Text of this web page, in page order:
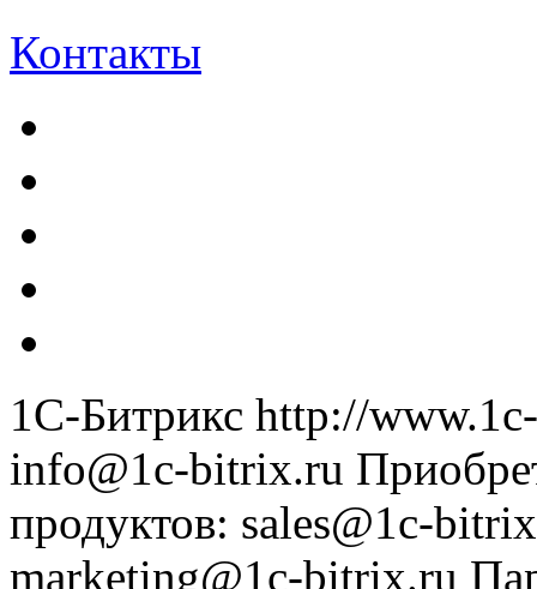
Контакты
1С-Битрикс http://
info@1c-bitrix.ru
продуктов: sales@1c-
marketing@1c-bitrix.ru